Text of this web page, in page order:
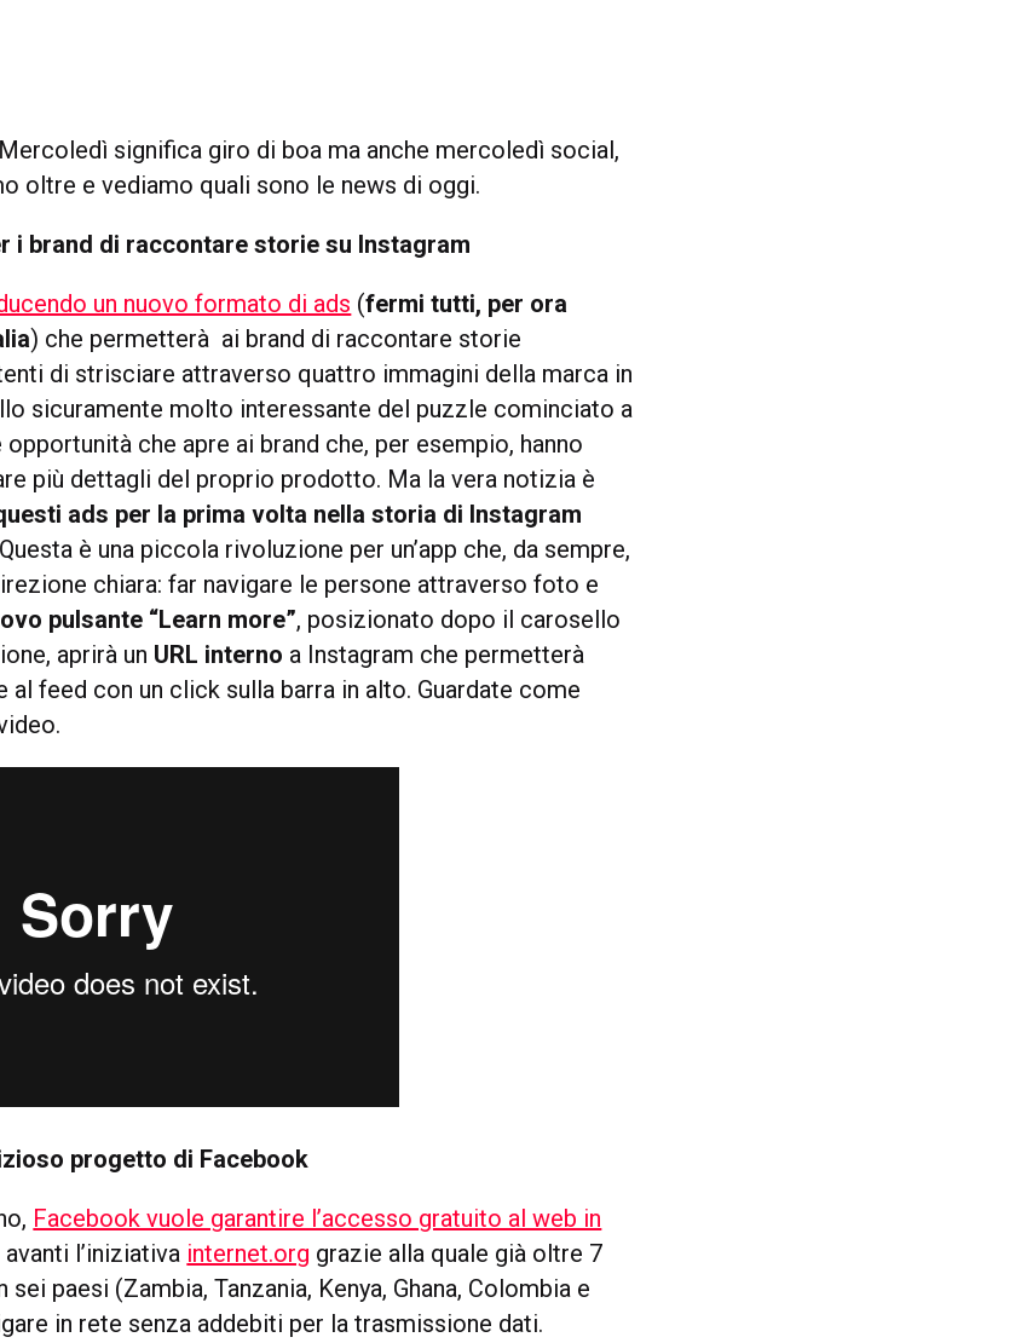
significa giro di boa ma anche mercoledì social,
oltre e vediamo quali sono le news di oggi.
i brand di raccontare storie su Instagram
un nuovo formato di ads (fermi tutti, per ora
) che permetterà ai brand di raccontare storie
di strisciare attraverso quattro immagini della marca in
sicuramente molto interessante del puzzle cominciato a
opportunità che apre ai brand che, per esempio, hanno
più dettagli del proprio prodotto. Ma la vera notizia è
ads per la prima volta nella storia di Instagram
è una piccola rivoluzione per un’app che, da sempre,
chiara: far navigare le persone attraverso foto e
pulsante “Learn more”, posizionato dopo il carosello
aprirà un URL interno a Instagram che permetterà
al feed con un click sulla barra in alto. Guardate come
progetto di Facebook
Facebook vuole garantire l’accesso gratuito al web in
l’iniziativa internet.org grazie alla quale già oltre 7
paesi (Zambia, Tanzania, Kenya, Ghana, Colombia e
in rete senza addebiti per la trasmissione dati.